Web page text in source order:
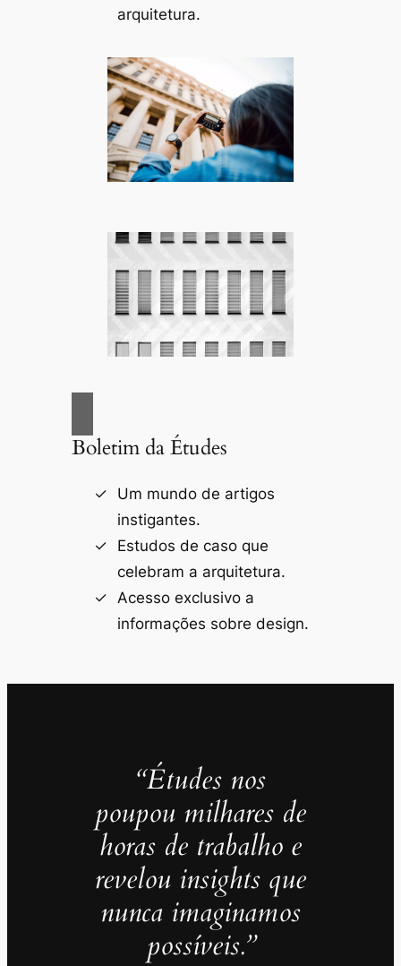
arquitetura.
Boletim da Études
Um mundo de artigos
instigantes.
Estudos de caso que
celebram a arquitetura.
Acesso exclusivo a
informações sobre design.
“Études nos
poupou milhares de
horas de trabalho e
revelou insights que
nunca imaginamos
possíveis.”